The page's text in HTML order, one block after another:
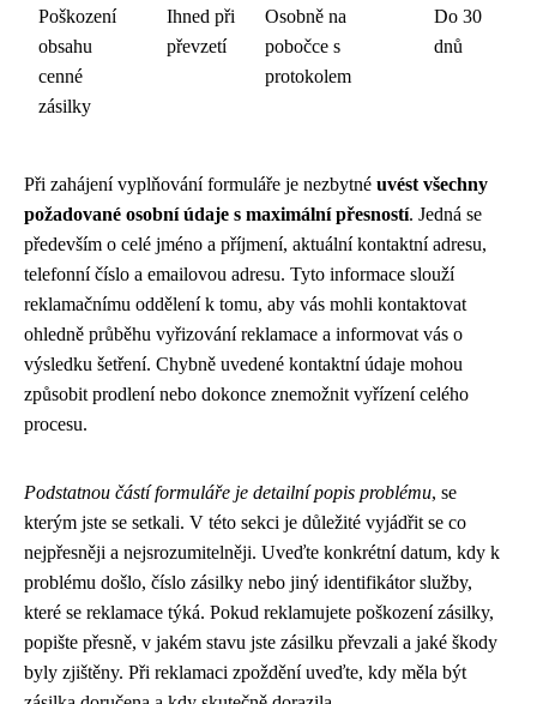
Poškození
obsahu
cenné
zásilky
Ihned při
převzetí
Osobně na
pobočce s
protokolem
Do 30
dnů
Při zahájení vyplňování formuláře je nezbytné uvést všechny
požadované osobní údaje s maximální přesností. Jedná se
především o celé jméno a příjmení, aktuální kontaktní adresu,
telefonní číslo a emailovou adresu. Tyto informace slouží
reklamačnímu oddělení k tomu, aby vás mohli kontaktovat
ohledně průběhu vyřizování reklamace a informovat vás o
výsledku šetření. Chybně uvedené kontaktní údaje mohou
způsobit prodlení nebo dokonce znemožnit vyřízení celého
procesu.
Podstatnou částí formuláře je detailní popis problému, se
kterým jste se setkali. V této sekci je důležité vyjádřit se co
nejpřesněji a nejsrozumitelněji. Uveďte konkrétní datum, kdy k
problému došlo, číslo zásilky nebo jiný identifikátor služby,
které se reklamace týká. Pokud reklamujete poškození zásilky,
popište přesně, v jakém stavu jste zásilku převzali a jaké škody
byly zjištěny. Při reklamaci zpoždění uveďte, kdy měla být